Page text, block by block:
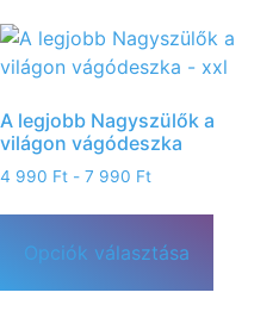
A legjobb Nagyszülők a
világon vágódeszka
4 990 Ft - 7 990 Ft
Opciók választása